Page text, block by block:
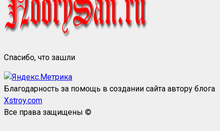
Спасибо, что зашли
Благодарность за помощь в создании сайта автору блога
Xstroy.com
Все права защищены ©